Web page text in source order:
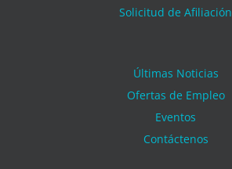
Solicitud de Afiliación
Últimas Noticias
Ofertas de Empleo
Eventos
Contáctenos